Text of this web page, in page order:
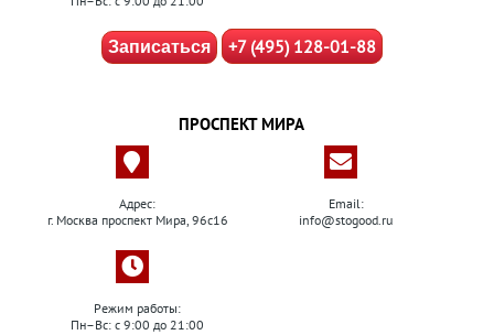
Записаться +7 (495) 128-01-88
ПРОСПЕКТ МИРА
Адрес:
г. Москва проспект Мира, 96с16
Email:
info@stogood.ru
Режим работы:
Пн–Вс: с 9:00 до 21:00